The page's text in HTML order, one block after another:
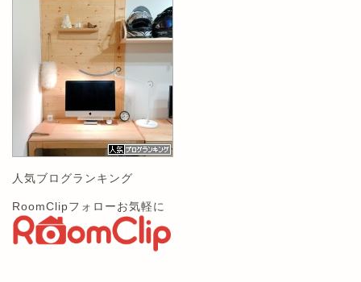
人気ブログランキング
RoomClipフォローお気軽に